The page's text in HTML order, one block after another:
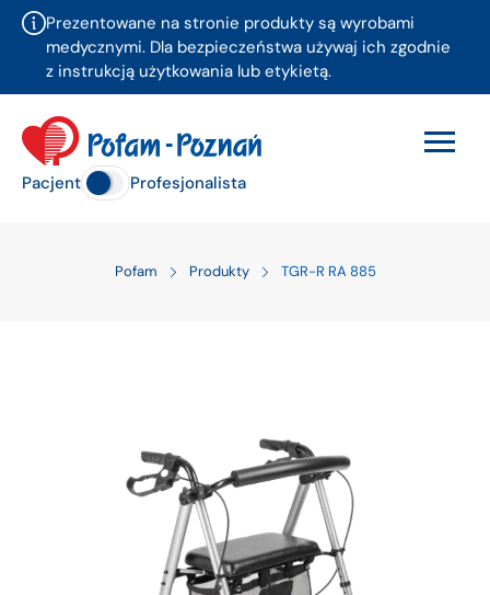
Prezentowane na stronie produkty są wyrobami
medycznymi. Dla bezpieczeństwa używaj ich zgodnie
z instrukcją użytkowania lub etykietą.
Pacjent Profesjonalista
Pofam Produkty TGR-R RA 885